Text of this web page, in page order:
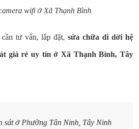
wifi ở Xã Thạnh Bình
tư vấn, lắp đặt, sửa chữa di dời hệ
giá rẻ uy tín ở Xã Thạnh Bình, Tây
sát ở Phường Tân Ninh, Tây Ninh